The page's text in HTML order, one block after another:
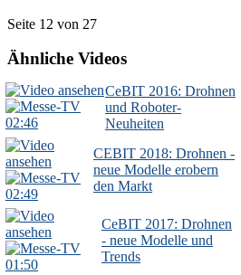
Seite 12 von 27
Ähnliche Videos
02:46
CeBIT 2016: Drohnen
und Roboter-
Neuheiten
02:49
CEBIT 2018: Drohnen -
neue Modelle erobern
den Markt
01:50
CeBIT 2017: Drohnen
- neue Modelle und
Trends